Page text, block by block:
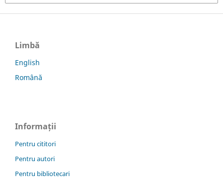
Limbă
English
Română
Informații
Pentru cititori
Pentru autori
Pentru bibliotecari